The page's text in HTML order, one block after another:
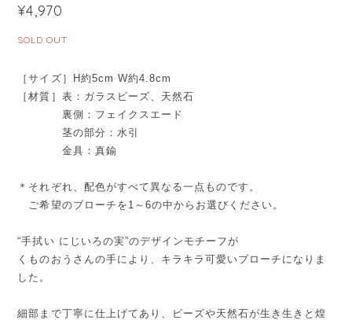
¥4,970
SOLD OUT
［サイズ］H約5cm W約4.8cm
［材質］表：ガラスビーズ、天然石
裏側：フェイクスエード
茎の部分：水引
金具：真鍮
＊それぞれ、配色がすべて異なる一点ものです。
ご希望のブローチを1～6の中からお選びください。
“手拭い にじいろの実”のデザインモチーフが
くものおうさんの手により、キラキラ可愛いブローチになりま
した。
細部まで丁寧に仕上げてあり、ビーズや天然石が生き生きと煌